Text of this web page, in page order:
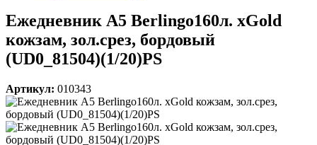
Ежедневник A5 Berlingo160л. xGold
кожзам, зол.срез, бордовый
(UD0_81504)(1/20)PS
Артикул: 010343